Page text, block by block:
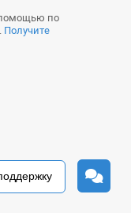
по
Получите